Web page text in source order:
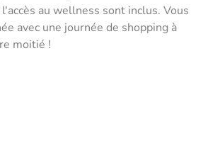
au wellness sont inclus. Vous
avec une journée de shopping à
moitié !